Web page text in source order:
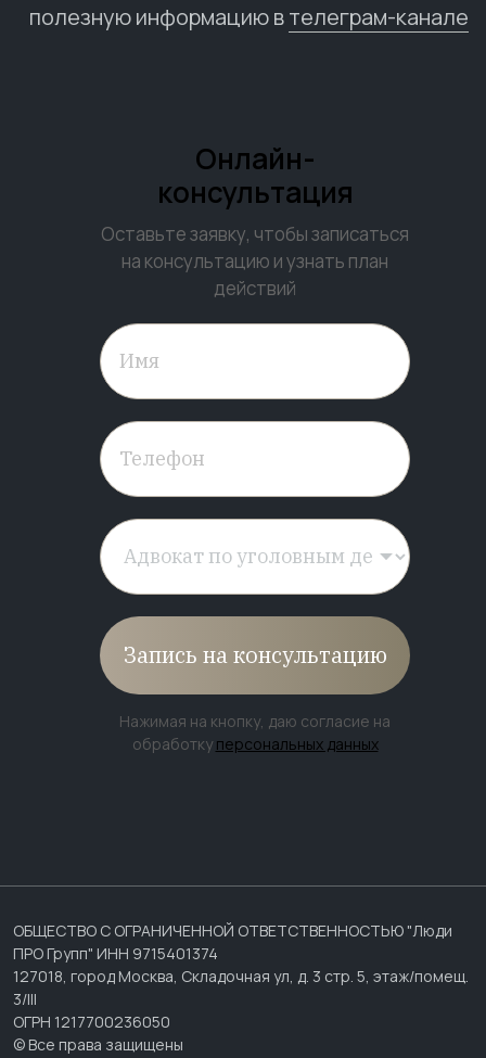
полезную информацию втелеграм-канале
Онлайн-
консультация
Оставьте заявку, чтобы записаться
на консультацию и узнать план
действий
Запись на консультацию
Нажимая на кнопку, даю согласие на
обработку персональных данных
ОБЩЕСТВО С ОГРАНИЧЕННОЙ ОТВЕТСТВЕННОСТЬЮ "Люди
ПРО Групп" ИНН 9715401374
127018, город Москва, Складочная ул, д. 3 стр. 5, этаж/помещ.
3/III
ОГРН 1217700236050
© Все права защищены